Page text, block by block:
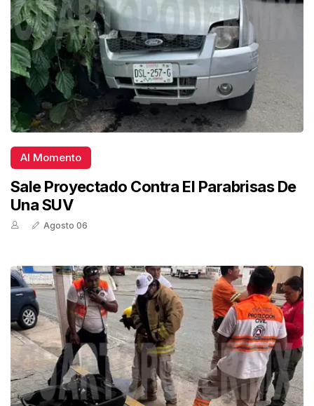
Al Momento
Sale Proyectado Contra El Parabrisas De
Una SUV
Agosto 06